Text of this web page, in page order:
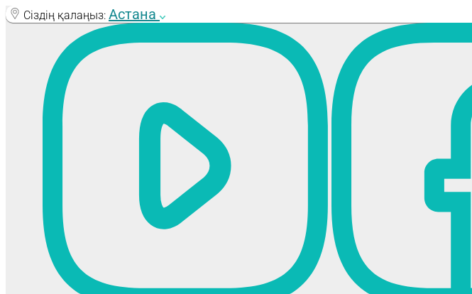
SkipСіздің қалаңыз: Астана